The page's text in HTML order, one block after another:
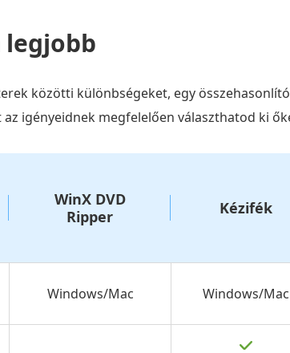
legjobb
közötti különbségeket, egy
igényeidnek megfelelően választhatod ki
WinX DVD
Ripper
Kézifék
Windows/Mac Windows/Mac